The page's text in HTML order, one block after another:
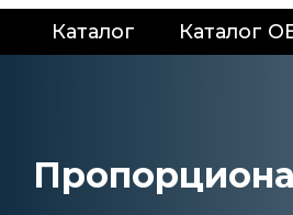
Каталог Каталог